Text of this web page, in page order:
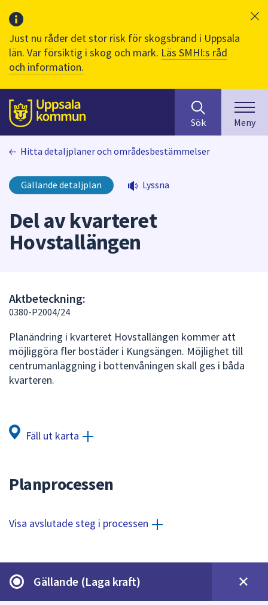
Just nu råder det stor risk för skogsbrand i Uppsala
län. Var försiktig i skog och mark. Läs SMHI:s råd
och information.
Till sidans
huvudinnehåll
efter
innehåll
på
webbplatsen.
Använd
piltangenterna
för
Sök Meny
Hitta detaljplaner och områdesbestämmelser
Gällande detaljplan Lyssna
Del av kvarteret
Hovstallängen
Aktbeteckning:
0380-P2004/24
Planändring i kvarteret Hovstallängen kommer att
möjliggöra fler bostäder i Kungsängen. Möjlighet till
centrumanläggning i bottenvåningen skall ges i båda
kvarteren.
Fäll ut karta
Planprocessen
Visa avslutade steg i processen
Gällande (Laga kraft)